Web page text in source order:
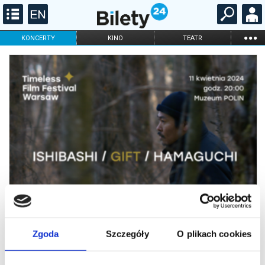
Zgoda Szczegóły O plikach cookies
KONCERTY KINO TEATR ...
FILHARMONIA OPERA I BALET
DLA DZIECI
ONLINE KARNETY
Ishibashi | GIFT | Hamaguchi |